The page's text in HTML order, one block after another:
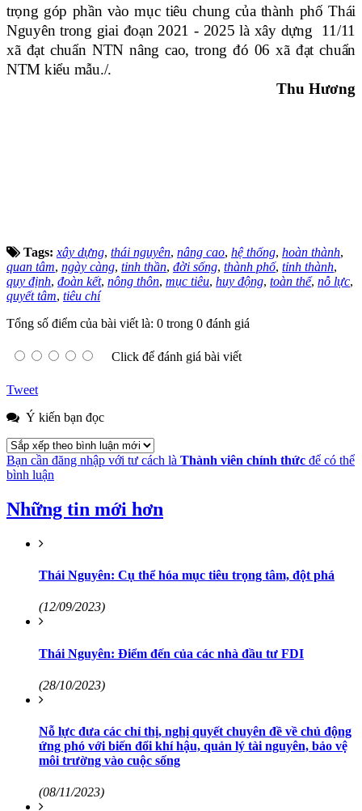
trọng góp phần vào mục tiêu chung của thành phố Thái
Nguyên trong giai đoạn 2021 - 2025 là xây dựng 11/11
xã đạt chuẩn NTN nâng cao, trong đó 06 xã đạt chuẩn
NTM kiểu mẫu./.
Thu Hương
Tags: xây dựng, thái nguyên, nâng cao, hệ thống, hoàn thành,
quan tâm, ngày càng, tinh thần, đời sống, thành phố, tỉnh thành,
quy định, đoàn kết, nông thôn, mục tiêu, huy động, toàn thể, nỗ lực,
quyết tâm, tiêu chí
Tổng số điểm của bài viết là: 0 trong 0 đánh giá
Click để đánh giá bài viết
Tweet
Ý kiến bạn đọc
Bạn cần đăng nhập với tư cách là Thành viên chính thức để có thể
bình luận
Những tin mới hơn
Thái Nguyên: Cụ thể hóa mục tiêu trọng tâm, đột phá
(12/09/2023)
Thái Nguyên: Điểm đến của các nhà đầu tư FDI
(28/10/2023)
Nỗ lực đưa các chỉ thị, nghị quyết chuyên đề về chủ động
ứng phó với biến đổi khí hậu, quản lý tài nguyên, bảo vệ
môi trường vào cuộc sống
(08/11/2023)